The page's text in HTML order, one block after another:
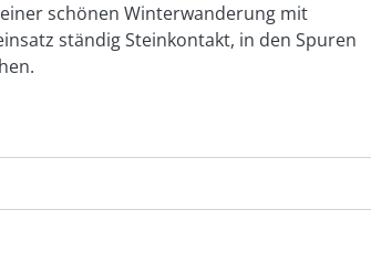
schönen Winterwanderung mit
ständig Steinkontakt, in den Spuren